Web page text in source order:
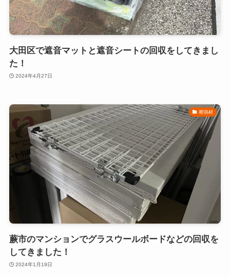
大田区で遮音マットと遮音シートの回収をしてきまし
た！
2024年4月27日
断熱材
蕨市のマンションでグラスウールボードなどの回収を
してきました！
2024年1月19日